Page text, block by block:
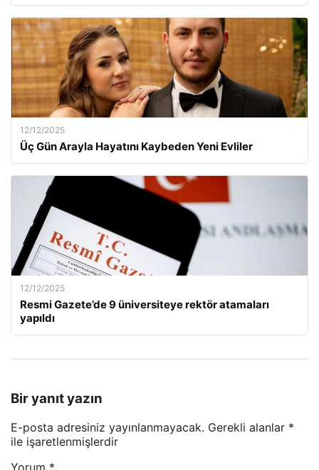
12/12/2025
Üç Gün Arayla Hayatını Kaybeden Yeni Evliler
12/12/2025
Resmi Gazete’de 9 üniversiteye rektör atamaları
yapıldı
Bir yanıt yazın
E-posta adresiniz yayınlanmayacak. Gerekli alanlar *
ile işaretlenmişlerdir
Yorum *